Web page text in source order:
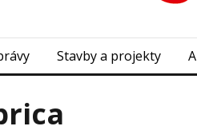
Stavby a projekty